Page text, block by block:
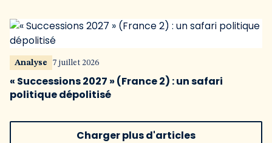
Analyse 7 juillet 2026
« Successions 2027 » (France 2) : un safari
politique dépolitisé
Charger plus d'articles